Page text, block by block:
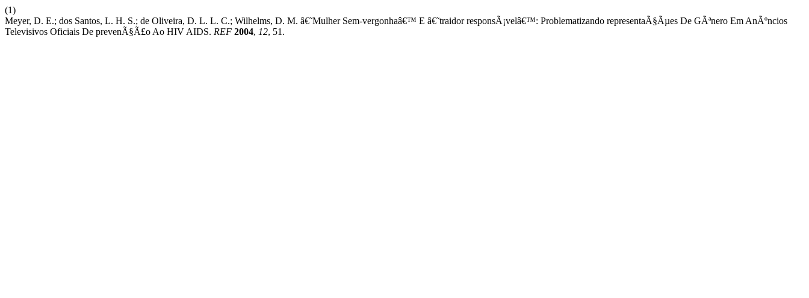
(1)
Meyer, D. E.; dos Santos, L. H. S.; de Oliveira, D. L. L. C.; Wilhelms, D. M. â€˜Mulher Sem-vergonhaâ€™ E â€˜traidor responsÃ¡velâ€™: Problematizando representaÃ§Ãµes De GÃªnero Em AnÃºncios
Televisivos Oficiais De prevenÃ§Ã£o Ao HIV AIDS. REF 2004, 12, 51.